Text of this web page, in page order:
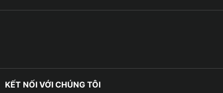
hạn
KẾT NỐI VỚI CHÚNG TÔI